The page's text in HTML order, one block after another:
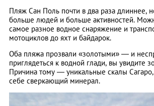
Пляж Сан Поль почти в два раза длиннее,
больше людей и больше активностей.
самое разное водное снаряжение и
мотоциклов до яхт и байдарок.
Оба пляжа прозвали «золотыми» — и
приглядеться к водной глади, вы увидите
Причина тому — уникальные скалы
себе сверкающий минерал.